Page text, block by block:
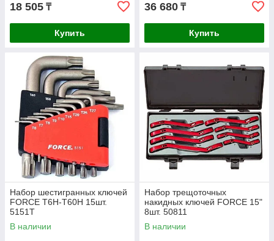
18 505 ₸
Купить
36 680 ₸
Купить
Набор шестигранных ключей
FORCE Т6Н-Т60Н 15шт.
5151T
В наличии
Набор трещоточных
накидных ключей FORCE 15"
8шт. 50811
В наличии